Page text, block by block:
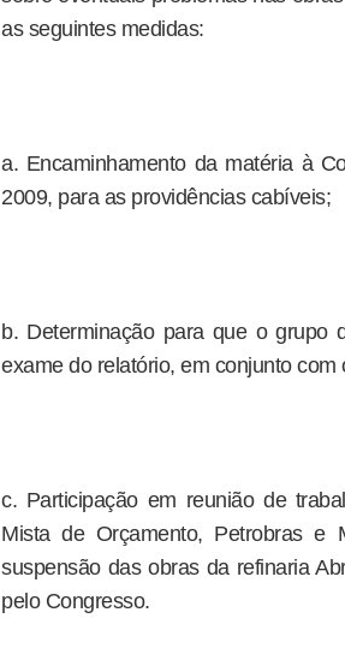
as seguintes medidas:
a. Encaminhamento da matéria à
2009, para as providências cabíveis;
b. Determinação para que o grupo
exame do relatório, em conjunto
c. Participação em reunião de
Mista de Orçamento, Petrobras e
suspensão das obras da refinaria
pelo Congresso.